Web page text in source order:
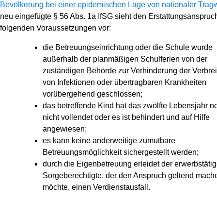
Bevölkerung bei einer epidemischen Lage von nationaler
neu eingefügte § 56 Abs. 1a IfSG sieht den
folgenden Voraussetzungen vor:
die Betreuungseinrichtung oder die Schule wurde
außerhalb der planmäßigen Schulferien von der
zuständigen Behörde zur Verhinderung der
von Infektionen oder übertragbaren Krankheiten
vorübergehend geschlossen;
das betreffende Kind hat das zwölfte Lebensjahr
nicht vollendet oder es ist behindert und auf Hilfe
angewiesen;
es kann keine anderweitige zumutbare
Betreuungsmöglichkeit sichergestellt werden;
durch die Eigenbetreuung erleidet der
Sorgeberechtigte, der den Anspruch geltend
möchte, einen Verdienstausfall.